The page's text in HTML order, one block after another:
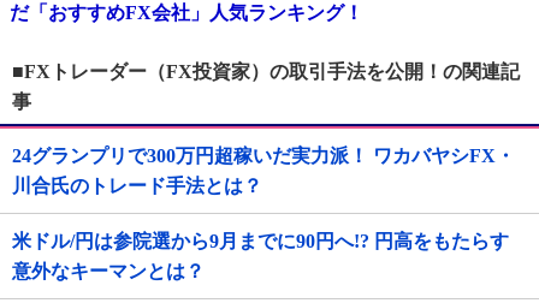
だ「おすすめFX会社」人気ランキング！
■FXトレーダー（FX投資家）の取引手法を公開！の関連記
事
24グランプリで300万円超稼いだ実力派！ ワカバヤシFX・
川合氏のトレード手法とは？
米ドル/円は参院選から9月までに90円へ!? 円高をもたらす
意外なキーマンとは？